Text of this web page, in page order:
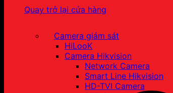
Quay trở lại cửa hàng
Camera giám sát
HiLooK
Camera Hikvision
Network Camera
Smart Line Hikvision
HD-TVI Camera